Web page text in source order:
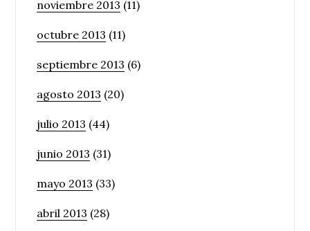
noviembre 2013 (11)
octubre 2013 (11)
septiembre 2013 (6)
agosto 2013 (20)
julio 2013 (44)
junio 2013 (31)
mayo 2013 (33)
abril 2013 (28)